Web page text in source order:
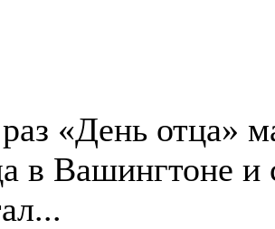
«День отца»
в Вашингтоне и